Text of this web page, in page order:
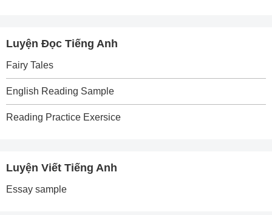
Luyện Đọc Tiếng Anh
Fairy Tales
English Reading Sample
Reading Practice Exersice
Luyện Viết Tiếng Anh
Essay sample